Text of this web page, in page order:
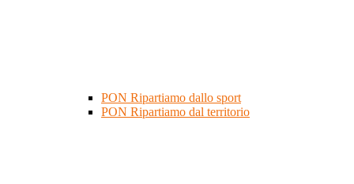
PON Ripartiamo dallo sport
PON Ripartiamo dal territorio